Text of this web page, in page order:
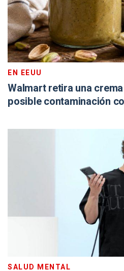
EN EEUU
Walmart retira una
posible contaminación
SALUD MENTAL